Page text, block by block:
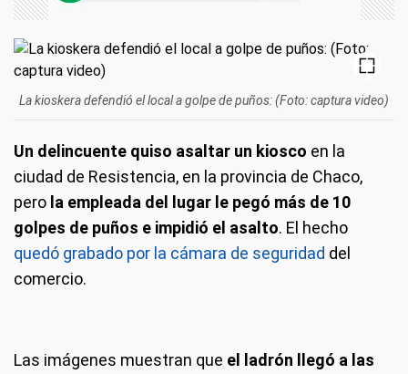
La kioskera defendió el local a golpe de puños: (Foto: captura video)
Un delincuente quiso asaltar un kiosco en la
ciudad de Resistencia, en la provincia de Chaco,
pero la empleada del lugar le pegó más de 10
golpes de puños e impidió el asalto. El hecho
quedó grabado por la cámara de seguridad del
comercio.
Las imágenes muestran que el ladrón llegó a las